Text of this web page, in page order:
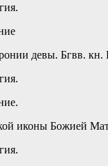
девы. Бгвв. кн.
иконы Божией